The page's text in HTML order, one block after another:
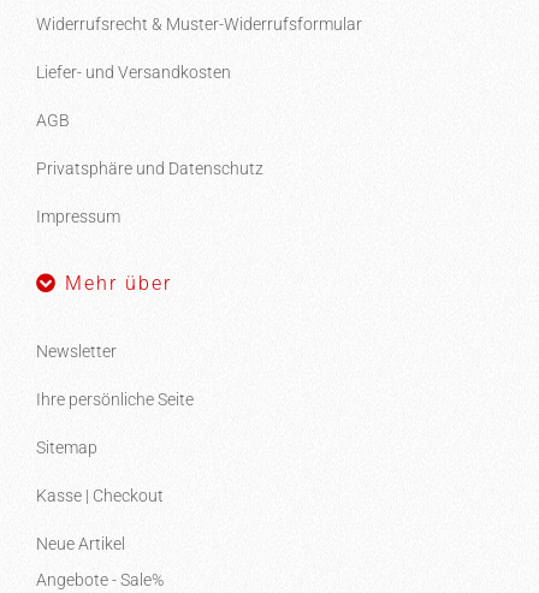
Widerrufsrecht & Muster-Widerrufsformular
Liefer- und Versandkosten
AGB
Privatsphäre und Datenschutz
Impressum
Mehr über
Newsletter
Ihre persönliche Seite
Sitemap
Kasse | Checkout
Neue Artikel
Angebote - Sale%